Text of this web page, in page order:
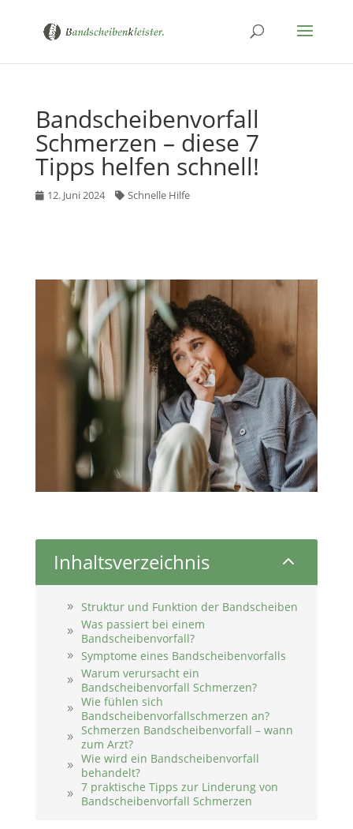
Bandscheibenvorfall
Schmerzen – diese 7
Tipps helfen schnell!
12. Juni 2024 Schnelle Hilfe
Inhaltsverzeichnis 2
Struktur und Funktion der Bandscheiben
Was passiert bei einem
Bandscheibenvorfall?
Symptome eines Bandscheibenvorfalls
Warum verursacht ein
Bandscheibenvorfall Schmerzen?
Wie fühlen sich
Bandscheibenvorfallschmerzen an?
Schmerzen Bandscheibenvorfall – wann
zum Arzt?
Wie wird ein Bandscheibenvorfall
behandelt?
7 praktische Tipps zur Linderung von
Bandscheibenvorfall Schmerzen